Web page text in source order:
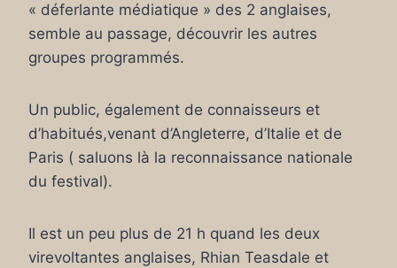
« déferlante médiatique » des 2 anglaises,
semble au passage, découvrir les autres
groupes programmés.
Un public, également de connaisseurs et
d’habitués,venant d’Angleterre, d’Italie et de
Paris ( saluons là la reconnaissance nationale
du festival).
Il est un peu plus de 21 h quand les deux
virevoltantes anglaises, Rhian Teasdale et